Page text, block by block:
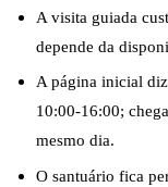
A visita guiada
depende da
A página inicial
10:00-16:00;
mesmo dia.
O santuário fica